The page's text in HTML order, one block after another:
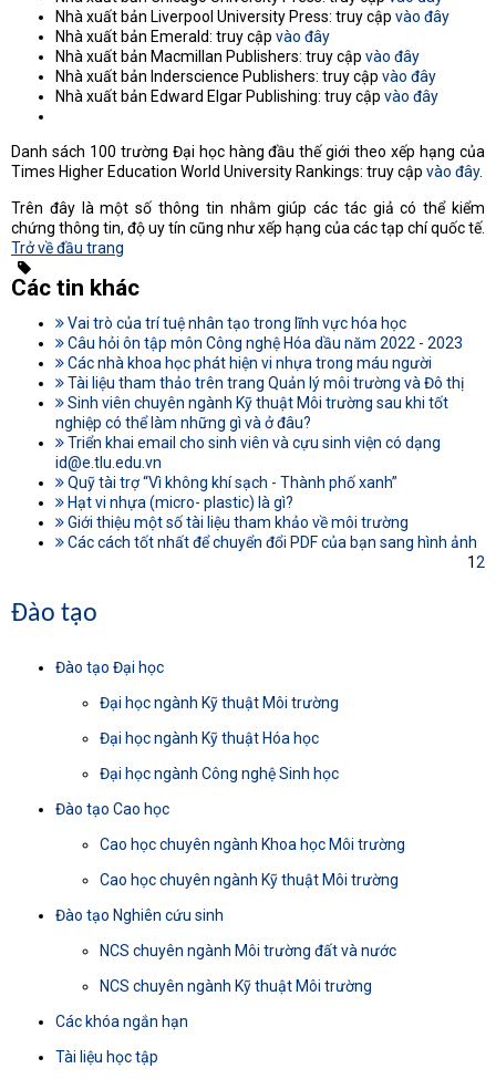
Nhà xuất bản Liverpool University Press: truy cập vào đây
Nhà xuất bản Emerald: truy cập vào đây
Nhà xuất bản Macmillan Publishers: truy cập vào đây
Nhà xuất bản Inderscience Publishers: truy cập vào đây
Nhà xuất bản Edward Elgar Publishing: truy cập vào đây
Danh sách 100 trường Đại học hàng đầu thế giới theo xếp hạng của
Times Higher Education World University Rankings: truy cập vào đây.
Trên đây là một số thông tin nhằm giúp các tác giả có thể kiểm
chứng thông tin, độ uy tín cũng như xếp hạng của các tạp chí quốc tế.
Trở về đầu trang
Các tin khác
Vai trò của trí tuệ nhân tạo trong lĩnh vực hóa học
Câu hỏi ôn tập môn Công nghệ Hóa dầu năm 2022 - 2023
Các nhà khoa học phát hiện vi nhựa trong máu người
Tài liệu tham thảo trên trang Quản lý môi trường và Đô thị
Sinh viên chuyên ngành Kỹ thuật Môi trường sau khi tốt
nghiệp có thể làm những gì và ở đâu?
Triển khai email cho sinh viên và cựu sinh viện có dạng
id@e.tlu.edu.vn
Quỹ tài trợ “Vì không khí sạch - Thành phố xanh”
Hạt vi nhựa (micro- plastic) là gì?
Giới thiệu một số tài liệu tham khảo về môi trường
Các cách tốt nhất để chuyển đổi PDF của bạn sang hình ảnh
12
Đào tạo
Đào tạo Đại học
Đại học ngành Kỹ thuật Môi trường
Đại học ngành Kỹ thuật Hóa học
Đại học ngành Công nghệ Sinh học
Đào tạo Cao học
Cao học chuyên ngành Khoa học Môi trường
Cao học chuyên ngành Kỹ thuật Môi trường
Đào tạo Nghiên cứu sinh
NCS chuyên ngành Môi trường đất và nước
NCS chuyên ngành Kỹ thuật Môi trường
Các khóa ngắn hạn
Tài liệu học tập